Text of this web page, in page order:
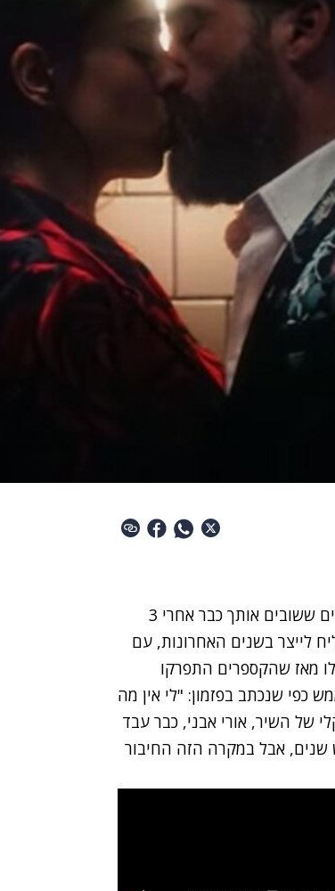
הסינגל הרביעי מאלבום הסולו המתקרב של ברזילי הוא מהשירים ששובים אותך כבר אחרי 3
לייצר בשנים האחרונות, עם
מאז שהקספרים התפרקו
כפי שנכתב בפזמון: "לי אין מה
של השיר, אורי אבני, כבר עבד
שנים, אבל במקרה הזה החיבור